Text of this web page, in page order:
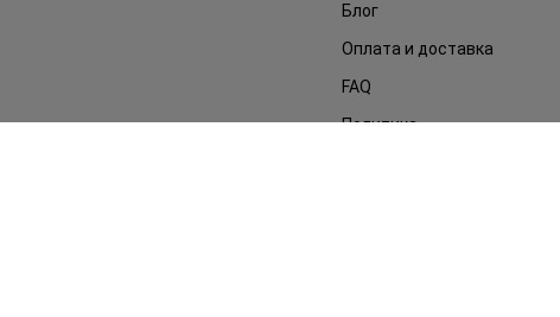
Блог
Оплата и доставка
FAQ
Политика